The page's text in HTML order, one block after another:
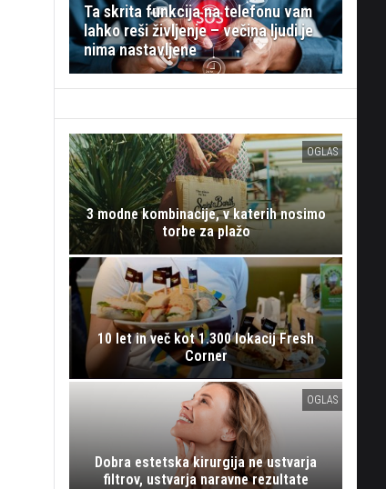
Ta skrita funkcija na telefonu vam
lahko reši življenje – večina ljudi je
nima nastavljene
OGLAS
3 modne kombinacije, v katerih nosimo
torbe za plažo
10 let in več kot 1.300 lokacij Fresh
Corner
OGLAS
Dobra estetska kirurgija ne ustvarja
filtrov, ustvarja naravne rezultate